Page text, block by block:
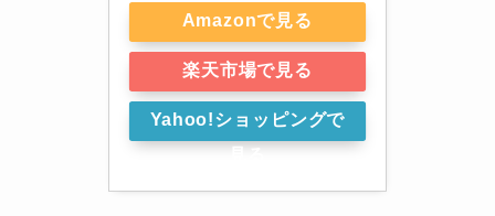
Amazonで見る
楽天市場で見る
Yahoo!ショッピングで